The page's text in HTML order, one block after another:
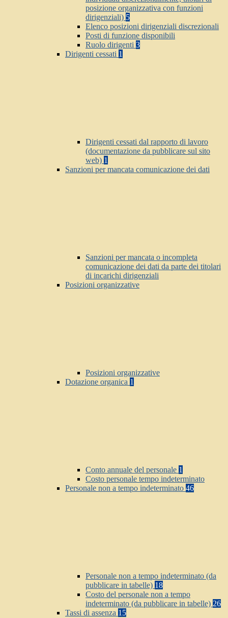
posizione organizzativa con funzioni
dirigenziali) 5
Elenco posizioni dirigenziali discrezionali
Posti di funzione disponibili
Ruolo dirigenti 3
Dirigenti cessati 1
Dirigenti cessati dal rapporto di lavoro
(documentazione da pubblicare sul sito
web) 1
Sanzioni per mancata comunicazione dei dati
Sanzioni per mancata o incompleta
comunicazione dei dati da parte dei titolari
di incarichi dirigenziali
Posizioni organizzative
Posizioni organizzative
Dotazione organica 1
Conto annuale del personale 1
Costo personale tempo indeterminato
Personale non a tempo indeterminato 46
Personale non a tempo indeterminato (da
pubblicare in tabelle) 18
Costo del personale non a tempo
indeterminato (da pubblicare in tabelle) 26
Tassi di assenza 15